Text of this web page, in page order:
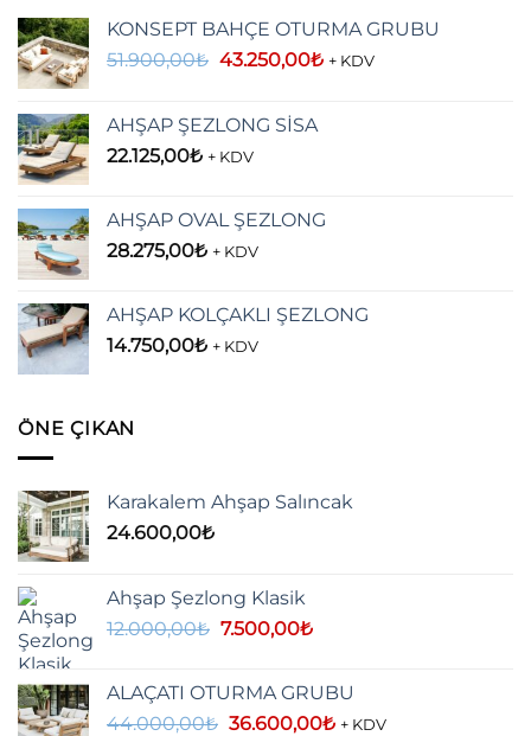
KONSEPT BAHÇE OTURMA GRUBU
51.900,00₺ Orijinal
43.250,00₺Şu
+ KDV
AHŞAP ŞEZLONG SİSA
22.125,00₺ + KDV
AHŞAP OVAL ŞEZLONG
28.275,00₺ + KDV
AHŞAP KOLÇAKLI ŞEZLONG
14.750,00₺ + KDV
ÖNE ÇIKAN
Karakalem Ahşap Salıncak
24.600,00₺
Ahşap Şezlong Klasik
12.000,00₺ Orijinal
7.500,00₺Şu
7.500,00₺.
ALAÇATI OTURMA GRUBU
44.000,00₺ Orijinal
36.600,00₺Şu
+ KDV